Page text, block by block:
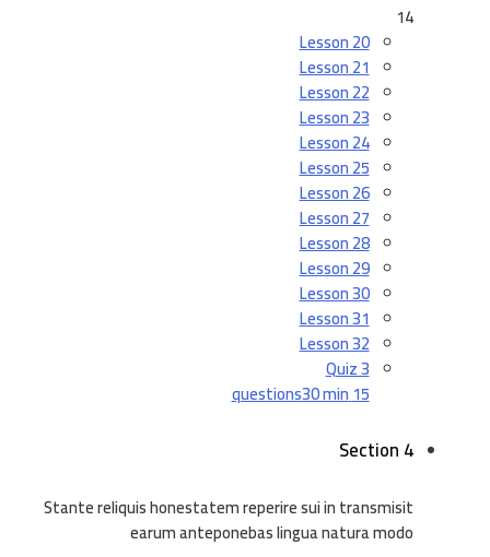
14
Lesson 20
Lesson 21
Lesson 22
Lesson 23
Lesson 24
Lesson 25
Lesson 26
Lesson 27
Lesson 28
Lesson 29
Lesson 30
Lesson 31
Lesson 32
Quiz 3
15 questions
30 min
Section 4
Stante reliquis honestatem reperire sui in transmisit
earum anteponebas lingua natura modo